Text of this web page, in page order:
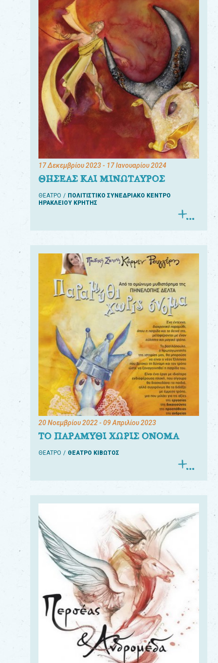
17 Δεκεμβρίου 2023- 17 Ιανουαρίου 2024
ΘΗΣΕΑΣ ΚΑΙ ΜΙΝΩΤΑΥΡΟΣ
ΘΕΑΤΡΟ
ΠΟΛΙΤΙΣΤΙΚΟ ΣΥΝΕΔΡΙΑΚΟ ΚΕΝΤΡΟ
ΗΡΑΚΛΕΙΟΥ ΚΡΗΤΗΣ
20 Νοεμβρίου 2022- 09 Απριλίου 2023
ΤΟ ΠΑΡΑΜΥΘΙ ΧΩΡΙΣ ΟΝΟΜΑ
ΘΕΑΤΡΟ ΘΕΑΤΡΟ ΚΙΒΩΤΟΣ